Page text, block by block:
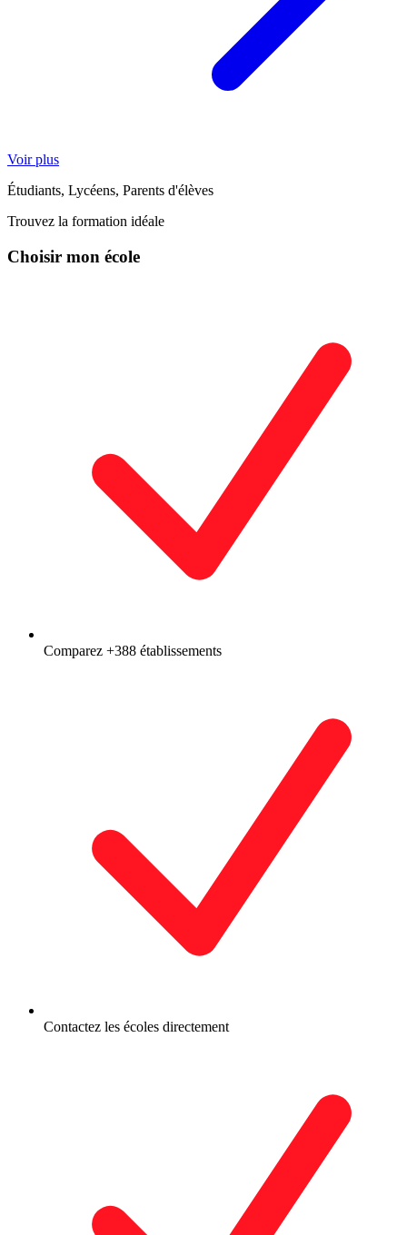
Voir plus
Étudiants, Lycéens, Parents d'élèves
Trouvez la formation idéale
Choisir mon école
Comparez +388 établissements
Contactez les écoles directement